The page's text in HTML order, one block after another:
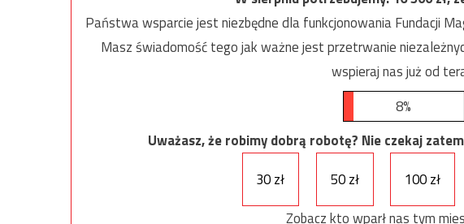
Państwa wsparcie jest niezbędne dla funkcjonowania Fundacji
Masz świadomość tego jak ważne jest przetrwanie
wspieraj nas już od
8%
Uważasz, że robimy dobrą robotę? Nie czekaj
30 zł
50 zł 100 zł
Zobacz kto wparł nas tym